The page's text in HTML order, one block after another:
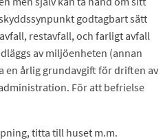
godtagbart sätt
restavfall, och farligt avfall
av miljöenheten (annan
en årlig grundavgift för driften av
För att befrielse
titta till huset m.m.